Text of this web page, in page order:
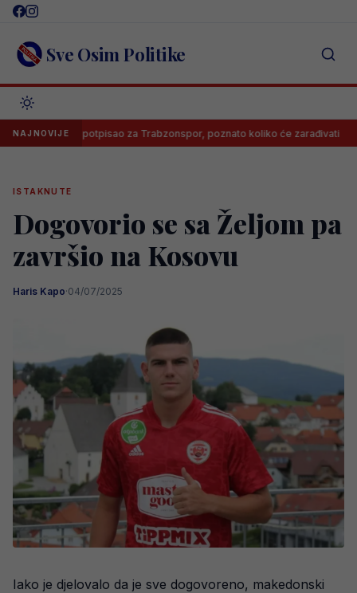
Skip
content Sve Osim Politike
NAJNOVIJE
potpisao za Trabzonspor, poznato koliko će zarađivati Poznato
ISTAKNUTE
Dogovorio se sa Željom pa
završio na Kosovu
Haris Kapo·04/07/2025
Iako je djelovalo da je sve dogovoreno, makedonski